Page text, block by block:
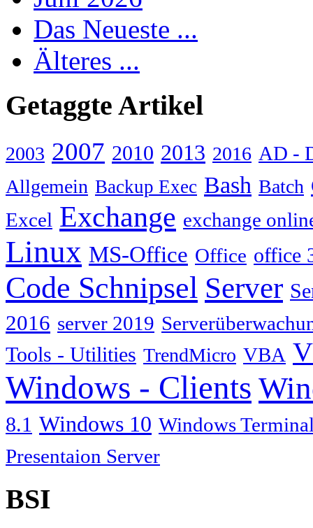
Das Neueste ...
Älteres ...
Getaggte Artikel
2003 2007 2010 2013 2016 AD -
Allgemein Backup Exec Bash Batch
Excel Exchange exchange
Linux MS-Office Office office
Code Schnipsel Server
2016 server 2019
Tools - Utilities TrendMicro VBA
Windows - Clients
8.1 Windows 10 Windows
Presentaion Server
BSI